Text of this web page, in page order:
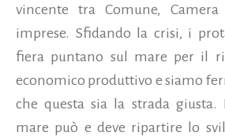
vincente tra Comune,
imprese. Sfidando la crisi, i
fiera puntano sul mare per il
economico produttivo e siamo
che questa sia la strada giusta.
mare può e deve ripartire lo